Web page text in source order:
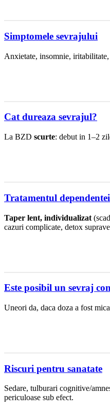
Simptomele sevrajului
Anxietate, insomnie,
Cat dureaza sevrajul?
La BZD scurte: debut in 1–2
Tratamentul dependentei
Taper lent, individualizat
cazuri complicate, detox
Este posibil un sevraj
Uneori da, daca doza a fost
Riscuri pentru sanatate
Sedare, tulburari cognitive/
periculoase sub efect.